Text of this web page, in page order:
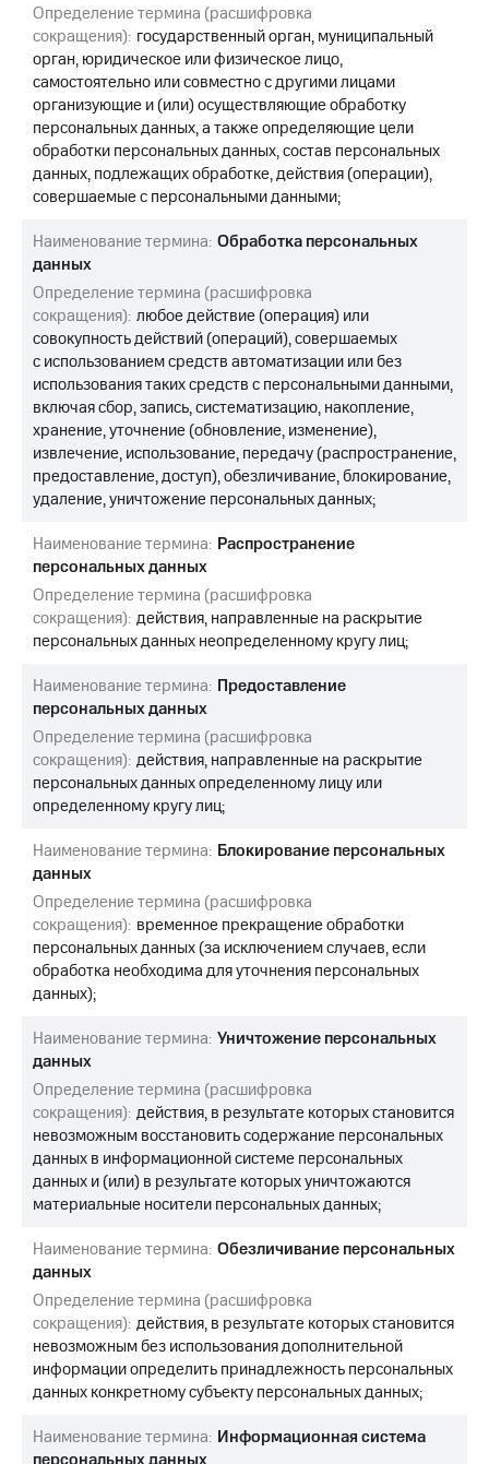
Определение термина (расшифровка
сокращения): государственный орган, муниципальный
орган, юридическое или физическое лицо,
самостоятельно или совместно с другими лицами
организующие и (или) осуществляющие обработку
персональных данных, а также определяющие цели
обработки персональных данных, состав персональных
данных, подлежащих обработке, действия (операции),
совершаемые с персональными данными;
Наименование термина: Обработка персональных
данных
Определение термина (расшифровка
сокращения): любое действие (операция) или
совокупность действий (операций), совершаемых
с использованием средств автоматизации или без
использования таких средств с персональными данными,
включая сбор, запись, систематизацию, накопление,
хранение, уточнение (обновление, изменение),
извлечение, использование, передачу (распространение,
предоставление, доступ), обезличивание, блокирование,
удаление, уничтожение персональных данных;
Наименование термина: Распространение
персональных данных
Определение термина (расшифровка
сокращения): действия, направленные на раскрытие
персональных данных неопределенному кругу лиц;
Наименование термина: Предоставление
персональных данных
Определение термина (расшифровка
сокращения): действия, направленные на раскрытие
персональных данных определенному лицу или
определенному кругу лиц;
Наименование термина: Блокирование персональных
данных
Определение термина (расшифровка
сокращения): временное прекращение обработки
персональных данных (за исключением случаев, если
обработка необходима для уточнения персональных
данных);
Наименование термина: Уничтожение персональных
данных
Определение термина (расшифровка
сокращения): действия, в результате которых становится
невозможным восстановить содержание персональных
данных в информационной системе персональных
данных и (или) в результате которых уничтожаются
материальные носители персональных данных;
Наименование термина: Обезличивание персональных
данных
Определение термина (расшифровка
сокращения): действия, в результате которых становится
невозможным без использования дополнительной
информации определить принадлежность персональных
данных конкретному субъекту персональных данных;
Наименование термина: Информационная система